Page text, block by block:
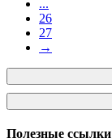
...
26
27
→
Полезные ссылки